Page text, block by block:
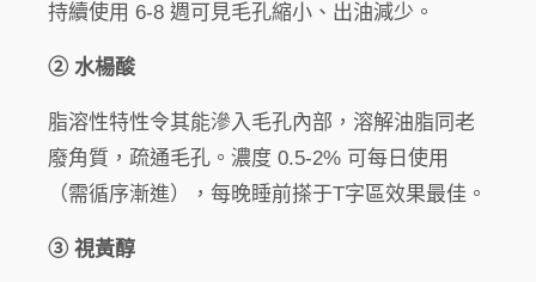
持續使用 6-8 週可見毛孔縮小、出油減少。
② 水楊酸
脂溶性特性令其能滲入毛孔內部，溶解油脂同老
廢角質，疏通毛孔。濃度 0.5-2% 可每日使用
（需循序漸進），每晚睡前搽于T字區效果最佳。
③ 視黃醇